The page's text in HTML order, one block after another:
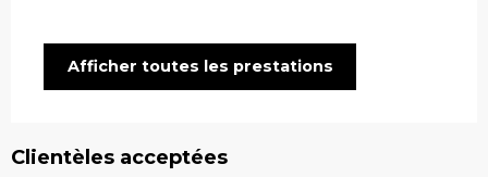
Afficher toutes les prestations
Clientèles acceptées